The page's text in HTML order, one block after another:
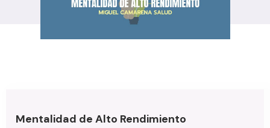
Mentalidad de Alto Rendimiento